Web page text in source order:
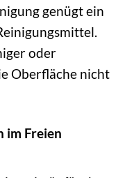
genügt ein
oder
Oberfläche nicht
im Freien